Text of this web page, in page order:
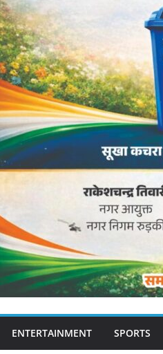
ENTERTAINMENT SPORTS